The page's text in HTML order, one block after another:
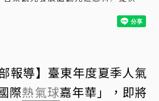
報導】臺東年度夏季人氣
際熱氣球嘉年華」，即將